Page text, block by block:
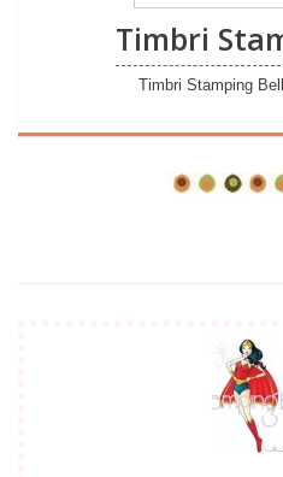
Timbri
Timbri Stamping